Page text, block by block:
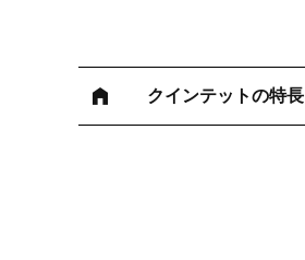
クインテットの特長